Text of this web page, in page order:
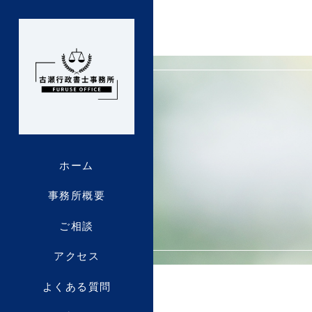
ホーム
事務所概要
ご相談
アクセス
よくある質問